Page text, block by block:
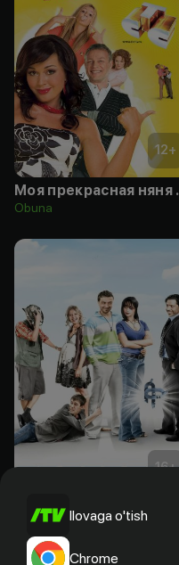
12+
Моя
Obuna
16+
Артефакт
Bepul
Ilovaga o'tish
Chrome